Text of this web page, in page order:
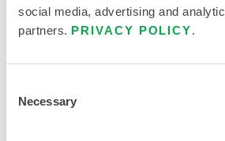
social media, advertising and
partners. PRIVACY POLICY.
Selection
Necessary
改您的区域。
322BA